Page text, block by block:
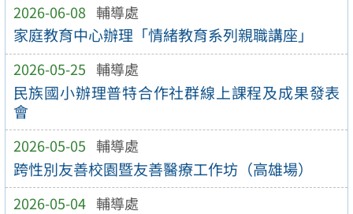
2026-06-08 輔導處
家庭教育中心辦理「情緒教育系列親職講座」
2026-05-25 輔導處
民族國小辦理普特合作社群線上課程及成果發表
會
2026-05-05 輔導處
跨性別友善校園暨友善醫療工作坊（高雄場）
2026-05-04 輔導處